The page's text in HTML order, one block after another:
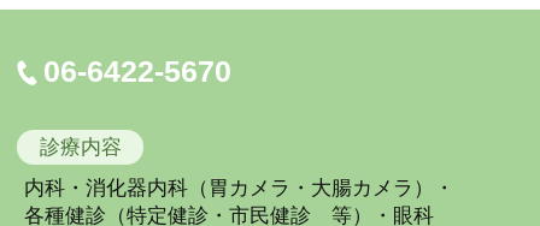
06-6422-5670
診療内容
内科・消化器内科（胃カメラ・大腸カメラ）・
各種健診（特定健診・市民健診 等）・眼科